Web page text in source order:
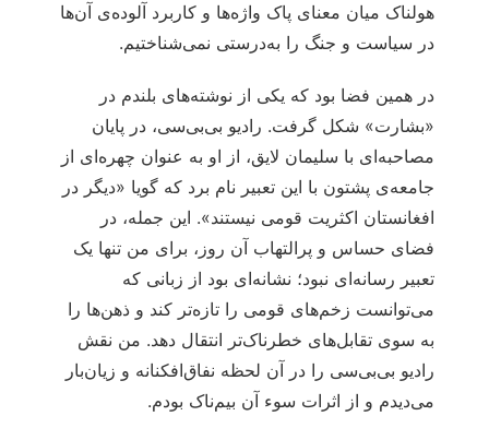
هولناک میان معنای پاک واژه‌ها و کاربرد آلوده‌ی آن‌ها
در سیاست و جنگ را به‌درستی نمی‌شناختیم.
در همین فضا بود که یکی از نوشته‌های بلندم در
«بشارت» شکل گرفت. رادیو بی‌بی‌سی، در پایان
مصاحبه‌ای با سلیمان لایق، از او به عنوان چهره‌ای از
جامعه‌ی پشتون با این تعبیر نام برد که گویا «دیگر در
افغانستان اکثریت قومی نیستند». این جمله، در
فضای حساس و پرالتهاب آن روز، برای من تنها یک
تعبیر رسانه‌ای نبود؛ نشانه‌ای بود از زبانی که
می‌توانست زخم‌های قومی را تازه‌تر کند و ذهن‌ها را
به سوی تقابل‌های خطرناک‌تر انتقال دهد. من نقش
رادیو بی‌بی‌سی را در آن لحظه نفاق‌افکنانه و زیان‌بار
می‌دیدم و از اثرات سوء آن بیم‌ناک بودم.